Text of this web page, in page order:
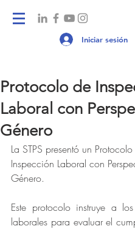
Iniciar sesión
Protocolo de
Laboral con
Género
La STPS presentó un
Inspección Laboral con
Género.
Este protocolo instruye a
laborales para evaluar el